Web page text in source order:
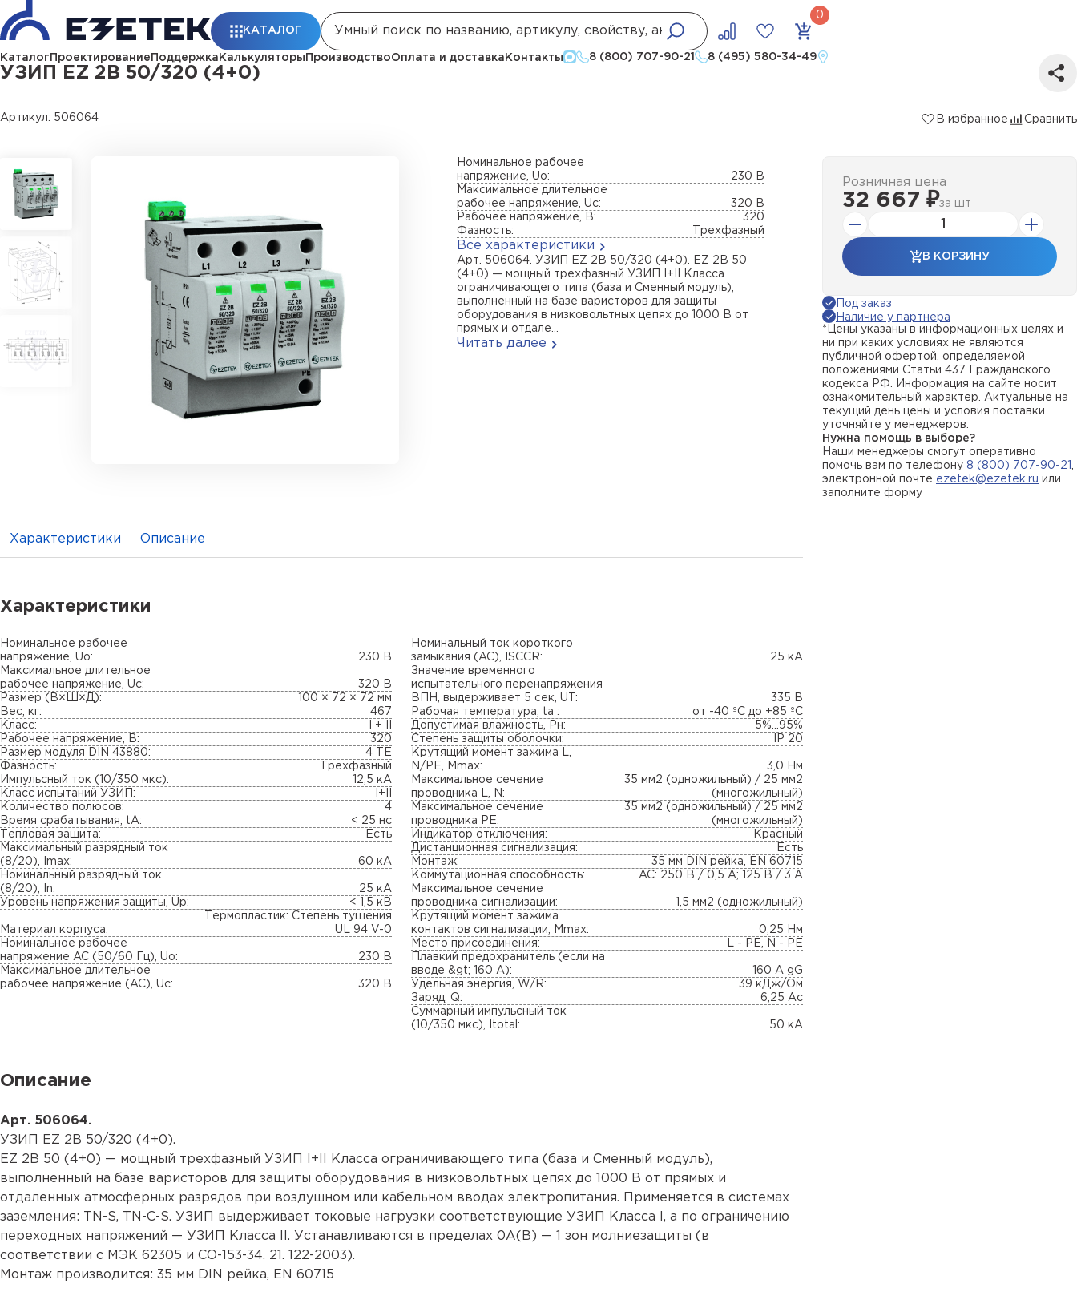
КАТАЛОГ
Каталог Проектирование Поддержка Калькуляторы ПроизводствоОплата и доставка Контакты 8 (800) 707-90-21 8 (495) 580-34-49
ГлавнаяКаталог УЗИПУЗИП EZ 2B 50/320 (4+0)
УЗИП EZ 2B 50/320 (4+0)
Артикул: 506064 В избранное Сравнить
Номинальное рабочее
напряжение, Uo:
230 В
Максимальное длительное
рабочее напряжение, Uc:
320 В
Рабочее напряжение, В:
320
Фазность:
Трехфазный
Все характеристики
Арт. 506064. УЗИП EZ 2B 50/320 (4+0). EZ 2B 50
(4+0) — мощный трехфазный УЗИП I+II Класса
ограничивающего типа (база и Сменный модуль),
выполненный на базе варисторов для защиты
оборудования в низковольтных цепях до 1000 В от
прямых и отдале...
Читать далее
Розничная цена
32 667 ₽за шт
В КОРЗИНУ
Под заказ
Наличие у партнера
*Цены указаны в информационных целях и
ни при каких условиях не являются
публичной офертой, определяемой
положениями Статьи 437 Гражданского
кодекса РФ. Информация на сайте носит
ознакомительный характер. Актуальные на
текущий день цены и условия поставки
уточняйте у менеджеров.
Нужна помощь в выборе?
Наши менеджеры смогут оперативно
помочь вам по телефону 8 (800) 707-90-21
электронной почте ezetek@ezetek.ru или
заполните форму
Характеристики Описание
Характеристики
Номинальное рабочее
напряжение, Uo:
230 В
Максимальное длительное
рабочее напряжение, Uc:
320 В
Размер (В×Ш×Д):
100 × 72 × 72 мм
Вес, кг:
467
Класс:
I + II
Рабочее напряжение, В:
320
Размер модуля DIN 43880:
4 TE
Фазность:
Трехфазный
Импульсный ток (10/350 мкс):
12,5 кА
Класс испытаний УЗИП:
I+II
Количество полюсов:
4
Время срабатывания, tA:
< 25 нс
Тепловая защита:
Есть
Максимальный разрядный ток
(8/20), Imax:
60 кА
Номинальный разрядный ток
(8/20), In:
25 кА
Уровень напряжения защиты, Up:
< 1,5 кВ
Материал корпуса:
Термопластик: Степень тушения
UL 94 V-0
Номинальное рабочее
напряжение AC (50/60 Гц), Uo:
230 В
Максимальное длительное
рабочее напряжение (AC), Uc:
320 В
Номинальный ток короткого
замыкания (AC), ISCCR:
25 кА
Значение временного
испытательного перенапряжения
ВПН, выдерживает 5 сек, UT:
335 В
Рабочая температура, ta :
от -40 ºC до +85 ºC
Допустимая влажность, Pн:
5%...95%
Степень защиты оболочки:
IP 20
Крутящий момент зажима L,
N/PE, Mmax:
3,0 Нм
Максимальное сечение
проводника L, N:
35 мм2 (одножильный) / 25 мм2
(многожильный)
Максимальное сечение
проводника PE:
35 мм2 (одножильный) / 25 мм2
(многожильный)
Индикатор отключения:
Красный
Дистанционная сигнализация:
Есть
Монтаж:
35 мм DIN рейка, EN 60715
Коммутационная способность:
AC: 250 В / 0,5 А; 125 В / 3 А
Максимальное сечение
проводника сигнализации:
1,5 мм2 (одножильный)
Крутящий момент зажима
контактов сигнализации, Mmax:
0,25 Нм
Место присоединения:
L - PE, N - PE
Плавкий предохранитель (если на
вводе &gt; 160 A):
160 A gG
Удельная энергия, W/R:
39 кДж/Ом
Заряд, Q:
6,25 Ас
Суммарный импульсный ток
(10/350 мкс), Itotal:
50 кА
Описание
Арт. 506064.
УЗИП EZ 2B 50/320 (4+0).
EZ 2B 50 (4+0) — мощный трехфазный УЗИП I+II Класса ограничивающего типа (база и Сменный модуль),
выполненный на базе варисторов для защиты оборудования в низковольтных цепях до 1000 В от прямых и
отдаленных атмосферных разрядов при воздушном или кабельном вводах электропитания. Применяется в системах
заземления: TN-S, TN-С-S. УЗИП выдерживает токовые нагрузки соответствующие УЗИП Класса I, а по ограничению
переходных напряжений — УЗИП Класса II. Устанавливаются в пределах 0А(В) — 1 зон молниезащиты (в
соответствии с МЭК 62305 и CO-153-34. 21. 122-2003).
Монтаж производится: 35 мм DIN рейка, EN 60715